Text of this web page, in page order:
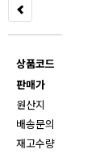
상품코드
판매가
원산지
배송문의
재고수량